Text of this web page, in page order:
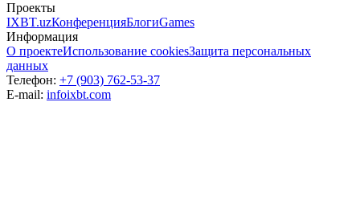
Проекты
IXBT.uzКонференцияБлогиGames
Информация
О проектеИспользование cookiesЗащита персональных
данных
Телефон: +7 (903) 762-53-37
E-mail: infoixbt.com